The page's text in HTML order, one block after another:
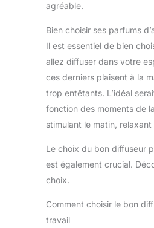
agréable.
Bien choisir ses parfums
Il est essentiel de bien
allez diffuser dans votre
ces derniers plaisent à la
trop entêtants. L’idéal
fonction des moments de
stimulant le matin,
Le choix du bon diffuseur
est également crucial.
choix.
Comment choisir le bon
travail